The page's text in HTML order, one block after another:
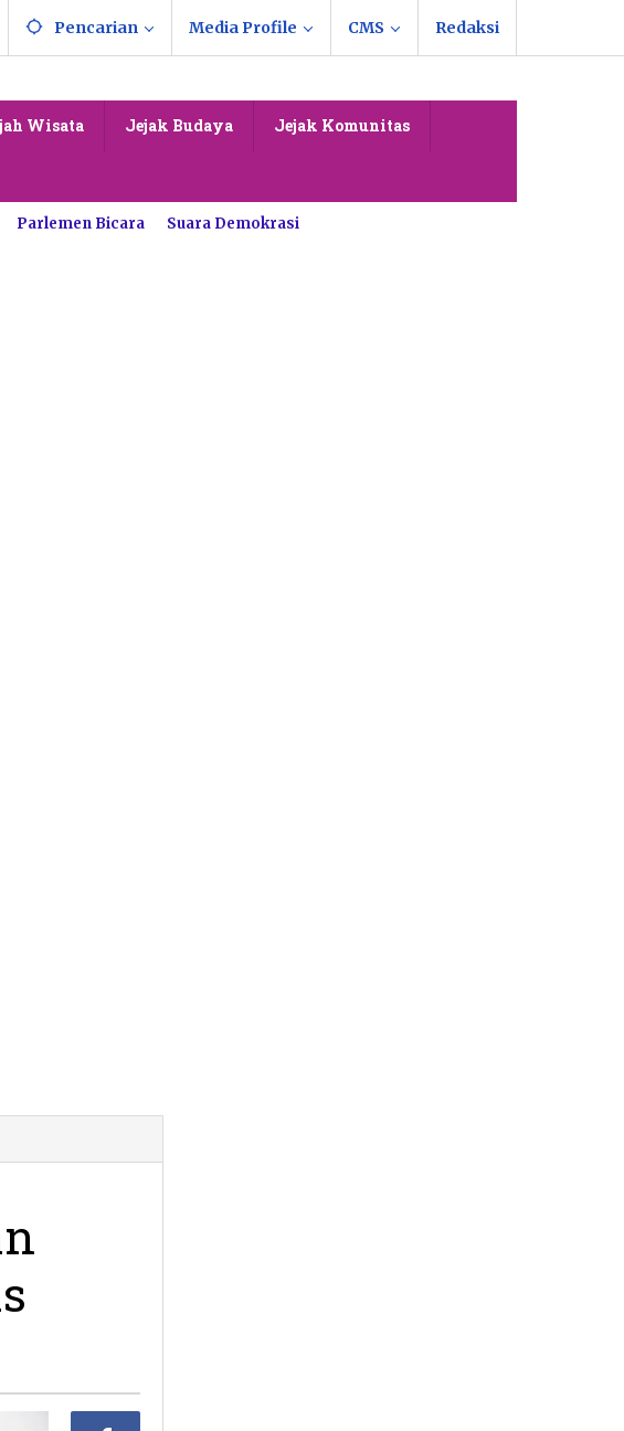
Pencarian Media Profile CMS Redaksi
Wisata Jejak Budaya Jejak Komunitas
Parlemen Bicara Suara Demokrasi